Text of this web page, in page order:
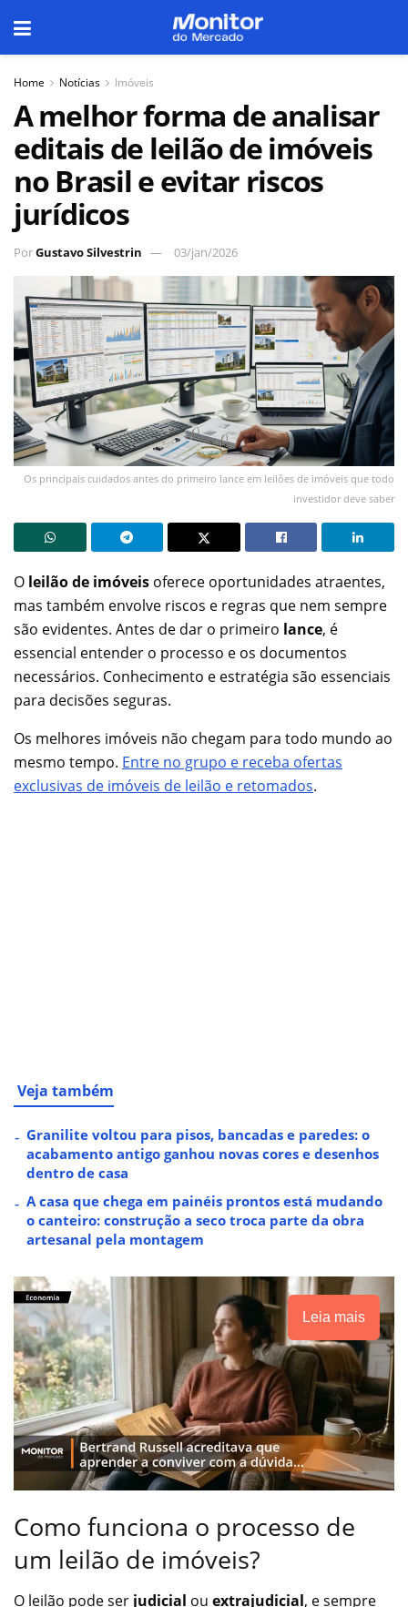
Home Notícias Imóveis
A melhor forma de analisar
editais de leilão de imóveis
no Brasil e evitar riscos
jurídicos
PorGustavo Silvestrin 03/jan/2026
Os principais cuidados antes do primeiro lance em leilões de imóveis que todo
investidor deve saber
O leilão de imóveis oferece oportunidades atraentes,
mas também envolve riscos e regras que nem sempre
são evidentes. Antes de dar o primeiro lance, é
essencial entender o processo e os documentos
necessários. Conhecimento e estratégia são essenciais
para decisões seguras.
Os melhores imóveis não chegam para todo mundo ao
mesmo tempo. Entre no grupo e receba ofertas
exclusivas de imóveis de leilão e retomados.
Veja também
Granilite voltou para pisos, bancadas e paredes: o
acabamento antigo ganhou novas cores e desenhos
dentro de casa
A casa que chega em painéis prontos está mudando
o canteiro: construção a seco troca parte da obra
artesanal pela montagem
Leia mais
Como funciona o processo de
um leilão de imóveis?
O leilão pode ser judicial ou extrajudicial, e sempre